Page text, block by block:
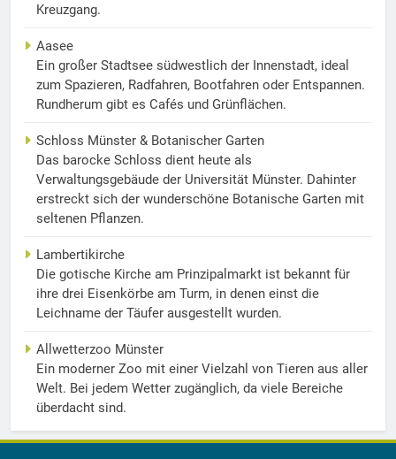
Kreuzgang.
Aasee
Ein großer Stadtsee südwestlich der Innenstadt, ideal
zum Spazieren, Radfahren, Bootfahren oder Entspannen.
Rundherum gibt es Cafés und Grünflächen.
Schloss Münster & Botanischer Garten
Das barocke Schloss dient heute als
Verwaltungsgebäude der Universität Münster. Dahinter
erstreckt sich der wunderschöne Botanische Garten mit
seltenen Pflanzen.
Lambertikirche
Die gotische Kirche am Prinzipalmarkt ist bekannt für
ihre drei Eisenkörbe am Turm, in denen einst die
Leichname der Täufer ausgestellt wurden.
Allwetterzoo Münster
Ein moderner Zoo mit einer Vielzahl von Tieren aus aller
Welt. Bei jedem Wetter zugänglich, da viele Bereiche
überdacht sind.